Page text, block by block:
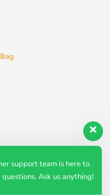
support team is here to
Ask us anything!